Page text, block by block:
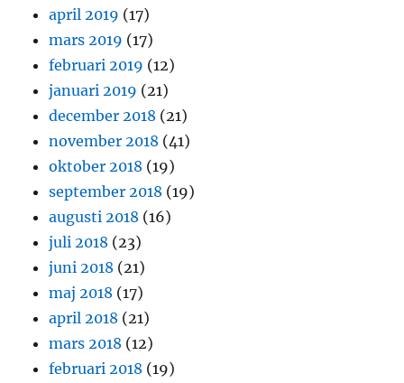
april 2019 (17)
mars 2019 (17)
februari 2019 (12)
januari 2019 (21)
december 2018 (21)
november 2018 (41)
oktober 2018 (19)
september 2018 (19)
augusti 2018 (16)
juli 2018 (23)
juni 2018 (21)
maj 2018 (17)
april 2018 (21)
mars 2018 (12)
februari 2018 (19)